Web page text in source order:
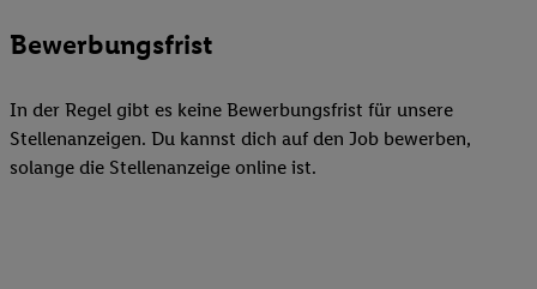
Bewerbungsfrist
In der Regel gibt es keine Bewerbungsfrist für unsere
Stellenanzeigen. Du kannst dich auf den Job bewerben,
solange die Stellenanzeige online ist.